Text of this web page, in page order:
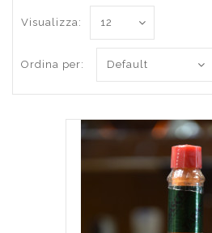
Visualizza:
Ordina per: